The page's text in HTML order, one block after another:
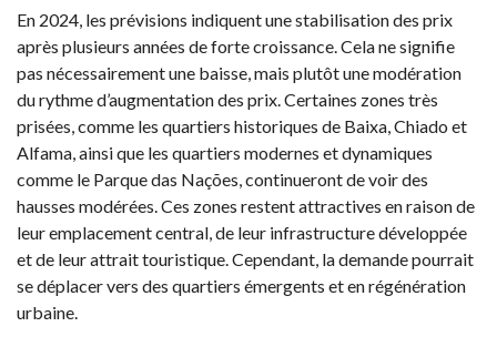
En 2024, les prévisions indiquent une stabilisation des prix
après plusieurs années de forte croissance. Cela ne signifie
pas nécessairement une baisse, mais plutôt une modération
du rythme d’augmentation des prix. Certaines zones très
prisées, comme les quartiers historiques de Baixa, Chiado et
Alfama, ainsi que les quartiers modernes et dynamiques
comme le Parque das Nações, continueront de voir des
hausses modérées. Ces zones restent attractives en raison de
leur emplacement central, de leur infrastructure développée
et de leur attrait touristique. Cependant, la demande pourrait
se déplacer vers des quartiers émergents et en régénération
urbaine.